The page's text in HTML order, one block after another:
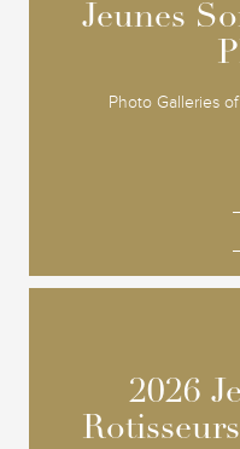
Jeunes
Photo Galleries
Jeunes
2026
2026